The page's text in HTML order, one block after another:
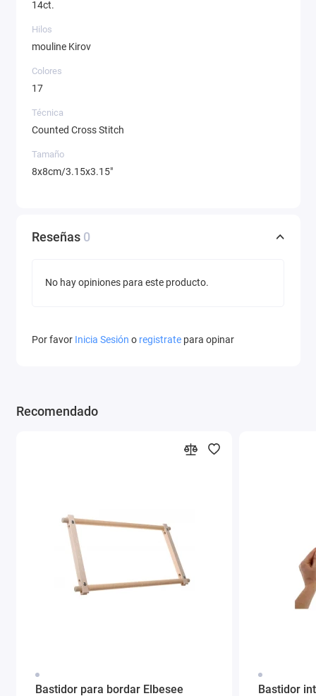
14ct.
Hilos
mouline Kirov
Colores
17
Técnica
Counted Cross Stitch
Tamaño
8x8cm/3.15x3.15"
Reseñas 0
No hay opiniones para este producto.
Por favor Inicia Sesión o registrate para opinar
Recomendado
Bastidor para bordar Elbesee Bastidor